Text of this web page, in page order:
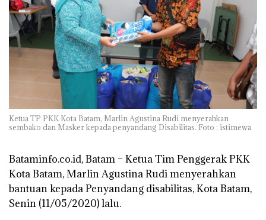
Ketua TP PKK Kota Batam, Marlin Agustina Rudi menyerahkan
sembako dan Masker kepada penyandang Disabilitas. Foto : istimewa
Bataminfo.co.id, Batam – Ketua Tim Penggerak PKK
Kota Batam, Marlin Agustina Rudi menyerahkan
bantuan kepada Penyandang disabilitas, Kota Batam,
Senin (11/05/2020) lalu.